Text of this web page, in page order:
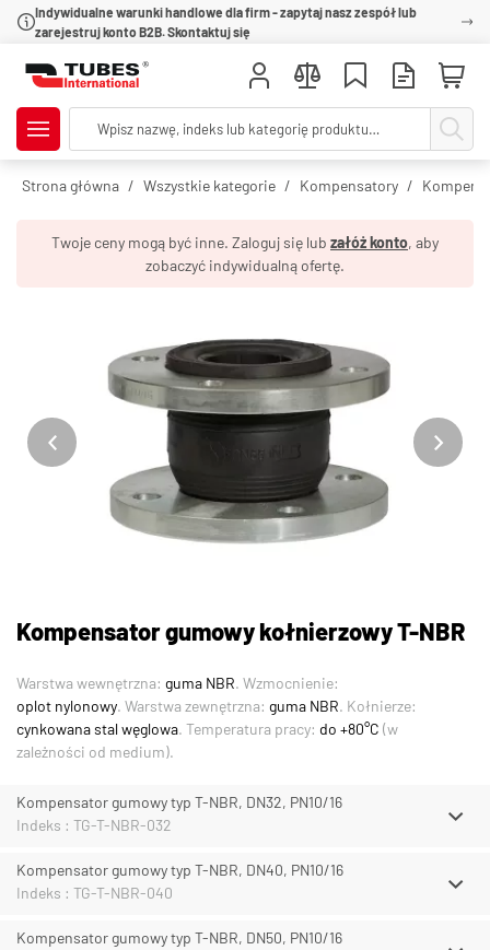
Indywidualne warunki handlowe dla firm - zapytaj nasz zespół lub
zarejestruj konto B2B. Skontaktuj się
Strona główna Wszystkie kategorie Kompensatory
Twoje ceny mogą być inne. Zaloguj się lub załóż konto, aby
zobaczyć indywidualną ofertę.
Kompensator gumowy kołnierzowy T-NBR
Warstwa wewnętrzna: guma NBR. Wzmocnienie:
oplot nylonowy. Warstwa zewnętrzna: guma NBR. Kołnierze:
cynkowana stal węglowa. Temperatura pracy: do +80°C (w
zależności od medium).
Kompensator gumowy typ T-NBR, DN32, PN10/16
Indeks : TG-T-NBR-032
Kompensator gumowy typ T-NBR, DN40, PN10/16
Indeks : TG-T-NBR-040
Kompensator gumowy typ T-NBR, DN50, PN10/16